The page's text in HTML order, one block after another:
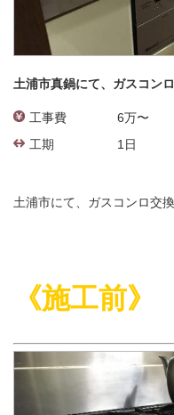
土浦市真鍋にて、ガスコン
工事費
6万〜
工期
1日
土浦市にて、ガスコンロ交
《施工前》